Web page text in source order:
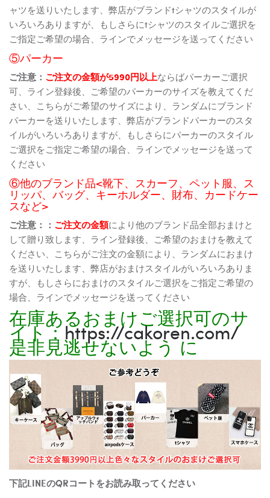
ャツを送りいたします、弊店がブランドtシャツのスタイルが
いろいろありますが、もしさらにtシャツのスタイルご選択を
ご指定ご希望の場合、ラインでメッセージを送ってください
⑤パーカー
ご注意： ご注文の金額が5990円以上ならばパーカーご選択
可、ライン登録後、ご希望のパーカーのサイズを教えてくだ
さい、こちらがご希望のサイズにより、ランダムにブランド
パーカーを送りいたします、弊店がブランドパーカーのスタ
イルがいろいろありますが、もしさらにパーカーのスタイル
ご選択をご指定ご希望の場合、ラインでメッセージを送って
ください
⑥他のブランド品<靴下、スカーフ、ペット服、ス
リッパ、バッグ、キーホルダー、財布、カードケー
スなど>
ご注意：： ご注文の金額により他のブランド品全部おまけと
して贈り致します、ライン登録後、ご希望のおまけを教えて
ください、こちらがご注文の金額により、ランダムにおまけ
を送りいたします、弊店がおまけスタイルがいろいろありま
すが、もしさらにおまけのスタイルご選択をご指定ご希望の
場合、ラインでメッセージを送ってください
在庫あるおまけご選択可のサ
イト：https://cakoren.com/
是非見逃せないよう に
下記LINEのQRコートをお読み取ってください